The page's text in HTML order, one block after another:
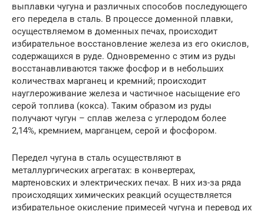
выплавки чугуна и различных способов последующего
его передела в сталь. В процессе доменной плавки,
осуществляемом в доменных печах, происходит
избирательное восстановление железа из его окислов,
содержащихся в руде. Одновременно с этим из руды
восстанавливаются также фосфор и в небольших
количествах марганец и кремний; происходит
науглероживание железа и частичное насыщение его
серой топлива (кокса). Таким образом из руды
получают чугун – сплав железа с углеродом более
2,14%, кремнием, марганцем, серой и фосфором.
Передел чугуна в сталь осуществляют в
металлургических агрегатах: в конвертерах,
мартеновских и электрических печах. В них из-за ряда
происходящих химических реакций осуществляется
избирательное окисление примесей чугуна и перевод их